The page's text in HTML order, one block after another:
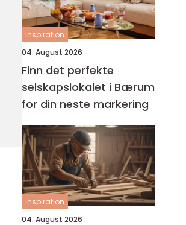
inspiration
04. August 2026
Finn det perfekte
selskapslokalet i Bærum
for din neste markering
inspiration
04. August 2026